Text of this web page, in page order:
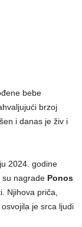
bebe
brzoj
i danas je živ i
2024. godine
su nagrade Ponos
Njihova priča,
je srca ljudi